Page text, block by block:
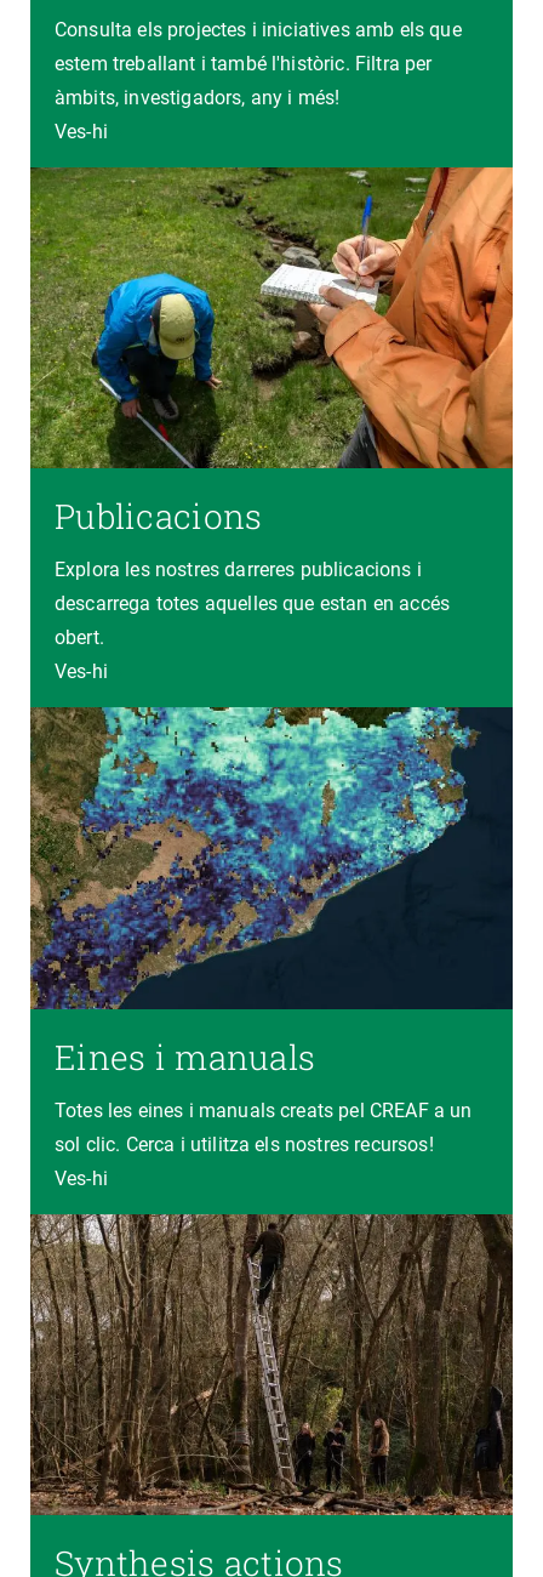
Consulta els projectes i iniciatives amb els que
estem treballant i també l'històric. Filtra per
àmbits, investigadors, any i més!
Ves-hi
Publicacions
Explora les nostres darreres publicacions i
descarrega totes aquelles que estan en accés
obert.
Ves-hi
Eines i manuals
Totes les eines i manuals creats pel CREAF a un
sol clic. Cerca i utilitza els nostres recursos!
Ves-hi
Synthesis actions